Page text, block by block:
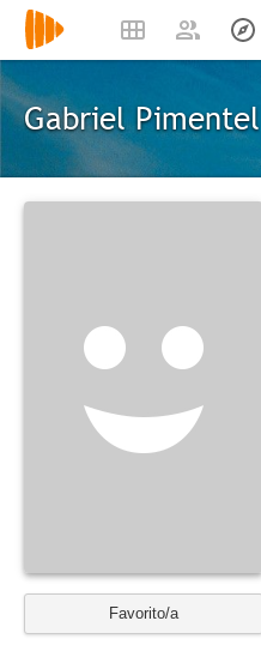
Gabriel Pimentel
Favorito/a